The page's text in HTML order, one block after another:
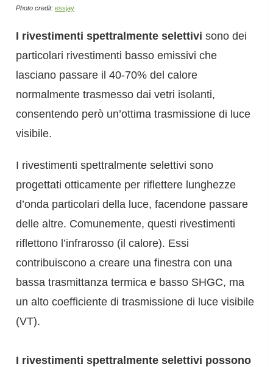
Photo credit: essjay
I rivestimenti spettralmente selettivi sono dei
particolari rivestimenti basso emissivi che
lasciano passare il 40-70% del calore
normalmente trasmesso dai vetri isolanti,
consentendo però un’ottima trasmissione di luce
visibile.
I rivestimenti spettralmente selettivi sono
progettati otticamente per riflettere lunghezze
d’onda particolari della luce, facendone passare
delle altre. Comunemente, questi rivestimenti
riflettono l’infrarosso (il calore). Essi
contribuiscono a creare una finestra con una
bassa trasmittanza termica e basso SHGC, ma
un alto coefficiente di trasmissione di luce visibile
(VT).
I rivestimenti spettralmente selettivi possono